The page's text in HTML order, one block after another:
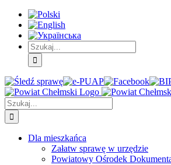
Skip
Treść
główna
Skip
Menu
główne
Skip
Menu
dodatkowe
Szukaj
Śledź
sprawę
E-
PUAP
Facebook BIP
Szukaj
Dla mieszkańca
Załatw sprawę w urzędzie
Powiatowy Ośrodek